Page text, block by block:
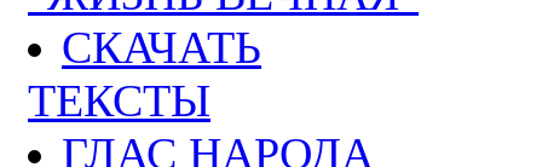
СКАЧАТЬ
ТЕКСТЫ
ГЛАС НАРОДА